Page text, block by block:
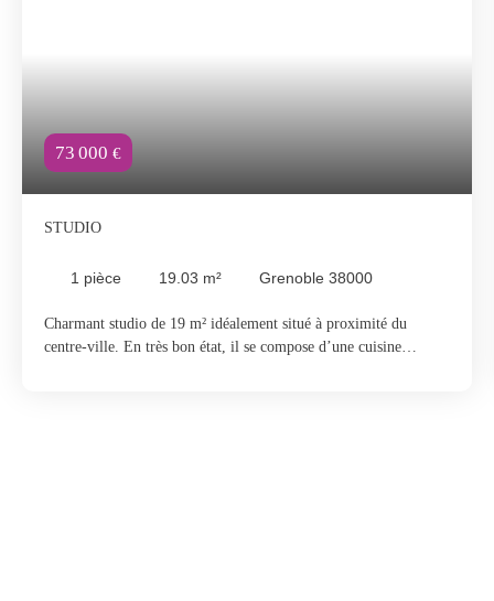
73 000 €
STUDIO
1 pièce 19.03 m² Grenoble 38000
Charmant studio de 19 m² idéalement situé à proximité du
centre-ville. En très bon état, il se compose d’une cuisine